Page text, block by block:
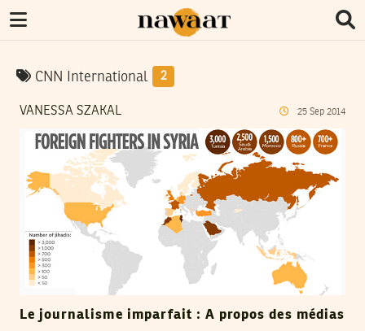
CNN International 2
VANESSA SZAKAL 25 Sep 2014
Le journalisme imparfait : A propos des médias